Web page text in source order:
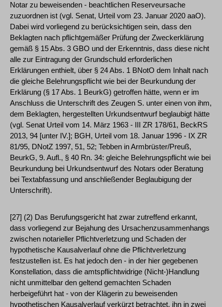
Notar zu beweisenden - beachtlichen Reserveursache
zuzuordnen ist (vgl. Senat, Urteil vom 23. Januar 2020 aaO).
Dabei wird vorliegend zu berücksichtigen sein, dass den
Beklagten nach pflichtgemäßer Prüfung der Zweckerklärung
gemäß § 15 Abs. 3 GBO und der Erkenntnis, dass diese nicht
alle zur Eintragung der Grundschuld erforderlichen
Erklärungen enthielt, über § 24 Abs. 1 BNotO dem Inhalt nach
die gleiche Belehrungspflicht wie bei der Beurkundung der
Erklärung (§ 17 Abs. 1 BeurkG) getroffen hätte, wenn er im
Anschluss die Unterschrift des Zeugen S. unter einen von ihm,
dem Beklagten, hergestellten Urkundsentwurf beglaubigt hätte
(vgl. Senat Urteil vom 14. März 1963 - III ZR 178/61, BeckRS
2013, 94 [unter IV.]; BGH, Urteil vom 18. Januar 1996 - IX ZR
81/95, DNotZ 1997, 51, 52; Tebben in Armbrüster/Preuß,
BeurkG, 9. Aufl., § 40 Rn. 34: gleiche Belehrungspflicht wie bei
Beurkundung bei Urkundsentwurf des Notars oder Beratung
bei Textabfassung und anschließender Beglaubigung der
Unterschrift).
[27] (2) Das Berufungsgericht hat zwar zutreffend erkannt,
dass vorliegend zur Bejahung des Ursachenzusammenhangs
zwischen notarieller Pflichtverletzung und Schaden der
hypothetische Kausalverlauf ohne die Pflichtverletzung
festzustellen ist. Es hat jedoch den - in der hier gegebenen
Konstellation, dass die amtspflichtwidrige (Nicht-)Handlung
nicht unmittelbar den geltend gemachten Schaden
herbeigeführt hat - von der Klägerin zu beweisenden
hypothetischen Kausalverlauf verkürzt betrachtet, ihn in zwei